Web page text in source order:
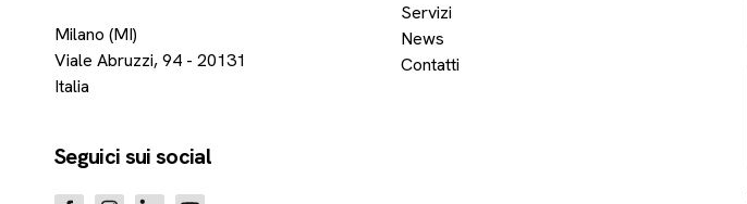
Milano (MI)
Viale Abruzzi, 94 - 20131
Italia
Seguici sui social
Servizi
News
Contatti